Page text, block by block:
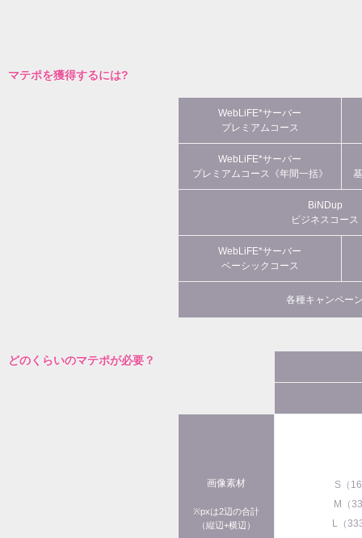
マテポを獲得するには?
WebLiFE*サーバー
プレミアムコース
WebLiFE*サーバー
プレミアムコース《年間一括》
BiNDup
ビジネスコース
WebLiFE*サーバー
ベーシックコース
各種キャンペー
どのくらいのマテポが必要？
画像素材
※pxは2辺の合計
（縦辺+横辺）
S（
M（
L（